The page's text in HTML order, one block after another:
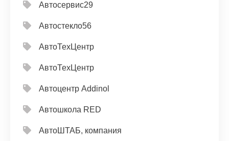
Автосервис29
Автостекло56
АвтоТехЦентр
АвтоТехЦентр
Автоцентр Addinol
Автошкола RED
АвтоШТАБ, компания